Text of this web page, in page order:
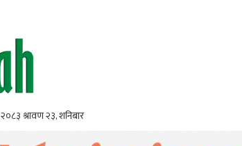
२०८३ श्रावण २३, शनिबार